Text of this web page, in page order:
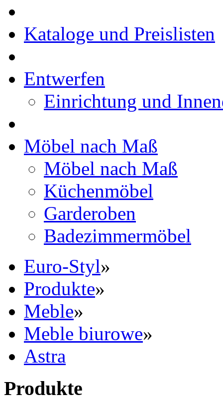
Kataloge und Preislisten
Entwerfen
Einrichtung und
Möbel nach Maß
Möbel nach Maß
Küchenmöbel
Garderoben
Badezimmermöbel
Euro-Styl»
Produkte»
Meble»
Meble biurowe»
Astra
Produkte